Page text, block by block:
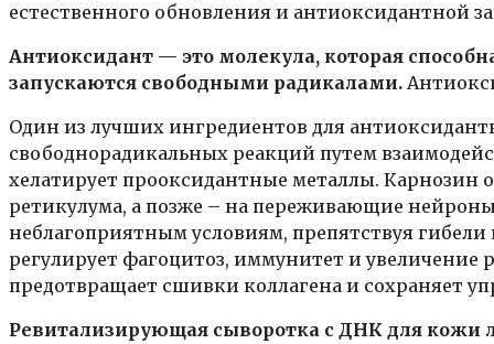
естественного обновления и антиоксидантной
Антиоксидант — это молекула, которая
запускаются свободными радикалами.
Один из лучших ингредиентов для
свободнорадикальных реакций путем
хелатирует прооксидантные металлы. Карнозин
ретикулума, а позже – на переживающие
неблагоприятным условиям, препятствуя
регулирует фагоцитоз, иммунитет и увеличение
предотвращает сшивки коллагена и сохраняет
Ревитализирующая сыворотка с ДНК для кожи